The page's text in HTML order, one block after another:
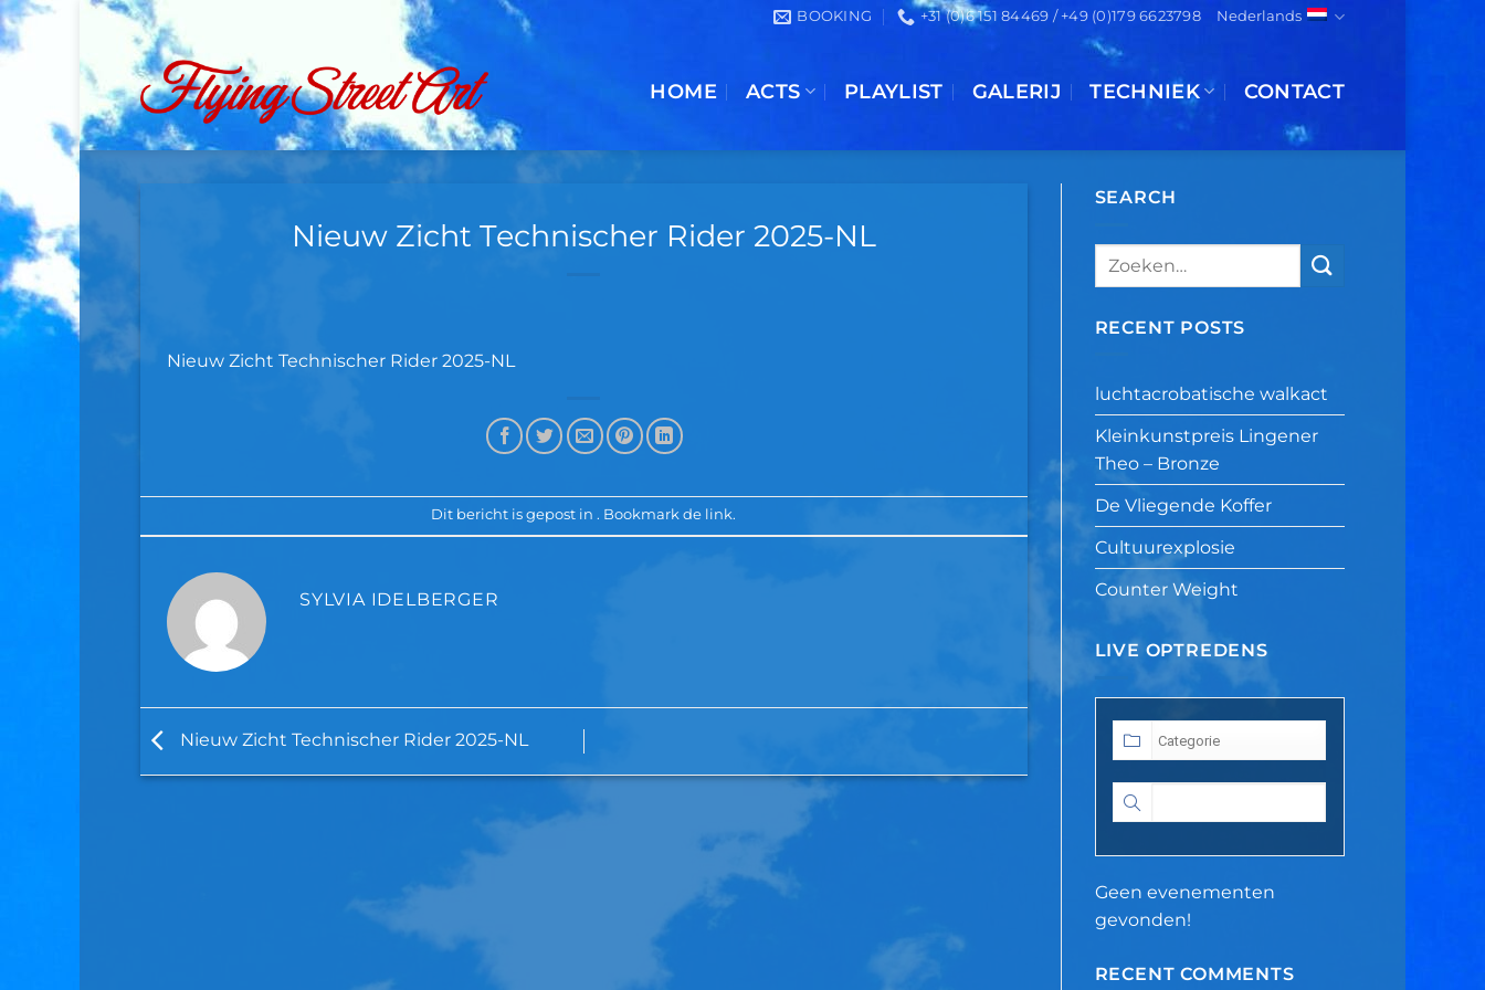
Ga
inhoud
BOOKING +31 (0)6 151 84469 / +49 (0)179 6623798 Nederlands
HOME ACTS PLAYLIST GALERIJ TECHNIEK CONTACT
Nieuw Zicht Technischer Rider 2025-NL
Nieuw Zicht Technischer Rider 2025-NL
Dit bericht is gepost in . Bookmark de link.
SYLVIA IDELBERGER
Nieuw Zicht Technischer Rider 2025-NL
SEARCH
RECENT POSTS
luchtacrobatische walkact
Kleinkunstpreis Lingener
Theo – Bronze
De Vliegende Koffer
Cultuurexplosie
Counter Weight
LIVE OPTREDENS
Geen evenementen
gevonden!
RECENT COMMENTS